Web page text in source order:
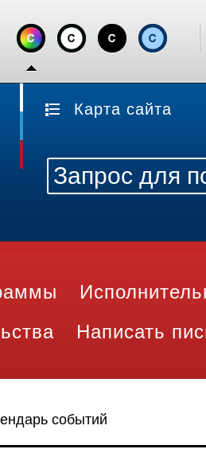
Карта сайта
Написать
событий